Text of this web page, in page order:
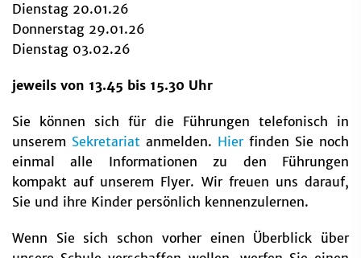
Dienstag 20.01.26
Donnerstag 29.01.26
Dienstag 03.02.26
jeweils von 13.45 bis 15.30 Uhr
Sie können sich für die Führungen telefonisch in
unserem Sekretariat anmelden. Hierfinden Sie noch
einmal alle Informationen zu den Führungen
kompakt auf unserem Flyer. Wir freuen uns darauf,
Sie und ihre Kinder persönlich kennenzulernen.
Wenn Sie sich schon vorher einen Überblick über